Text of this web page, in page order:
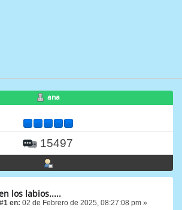
ana
15497
los labios.....
en: 02 de Febrero de 2025, 08:27:08 pm »